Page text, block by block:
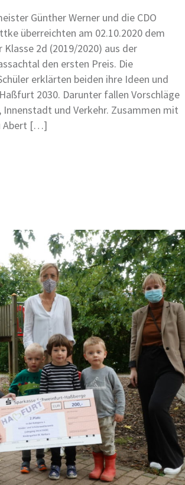
Günther Werner und die CDO
überreichten am 02.10.2020 dem
2d (2019/2020) aus der
den ersten Preis. Die
erklärten beiden ihre Ideen und
2030. Darunter fallen Vorschläge
Innenstadt und Verkehr. Zusammen mit
Abert […]